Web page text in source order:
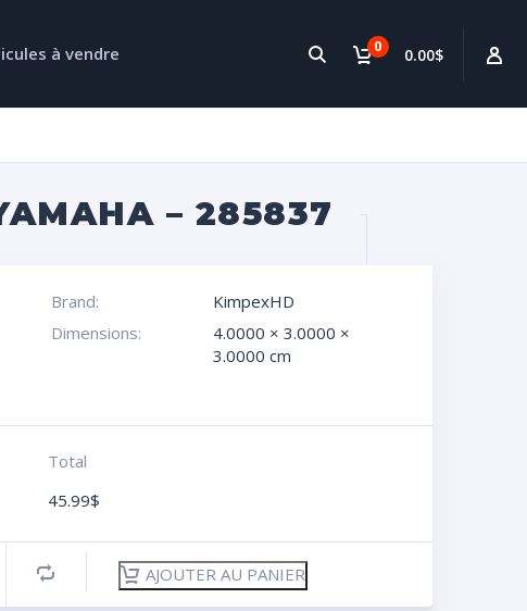
0 0.00$
à vendre
– 285837
Brand:
KimpexHD
Dimensions:
4.0000 × 3.0000 ×
3.0000 cm
Total
45.99$
AJOUTER AU PANIER